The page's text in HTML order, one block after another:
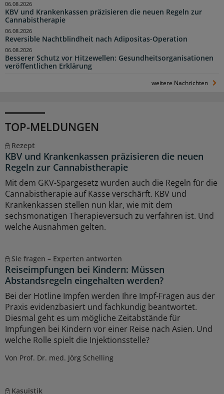
KBV und Krankenkassen präzisieren die neuen Regeln zur
Cannabistherapie
06.08.2026
Reversible Nachtblindheit nach Adipositas-Operation
06.08.2026
Besserer Schutz vor Hitzewellen: Gesundheitsorganisationen
veröffentlichen Erklärung
06.08.2026
weitere Nachrichten
TOP-MELDUNGEN
Rezept
KBV und Krankenkassen präzisieren die neuen
Regeln zur Cannabistherapie
Mit dem GKV-Spargesetz wurden auch die Regeln für die
Cannabistherapie auf Kasse verschärft. KBV und
Krankenkassen stellen nun klar, wie mit dem
sechsmonatigen Therapieversuch zu verfahren ist. Und
welche Ausnahmen gelten.
Sie fragen – Experten antworten
Reiseimpfungen bei Kindern: Müssen
Abstandsregeln eingehalten werden?
Bei der Hotline Impfen werden Ihre Impf-Fragen aus der
Praxis evidenzbasiert und fachkundig beantwortet.
Diesmal geht es um mögliche Zeitabstände für
Impfungen bei Kindern vor einer Reise nach Asien. Und
welche Rolle spielt die Injektionsstelle?
Von Prof. Dr. med. Jörg Schelling
Kasuistik